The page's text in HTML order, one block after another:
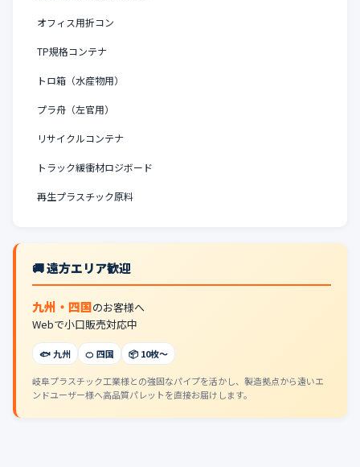
オフィス用折コン
TP規格コンテナ
トロ箱（水産物用）
プラ舟（左官用）
リサイクルコンテナ
トラック緩衝材ロジボード
再生プラスチック原料
🚚 遠方エリア歓迎
九州・四国のお客様へ
Webで小口販売対応中
🐟 九州 🍊 四国 📦 10枚〜
岐阜プラスチック工業様との強固なパイプを活かし、製造拠点から遠いエ
ンドユーザー様へ高品質パレットを直接お届けします。